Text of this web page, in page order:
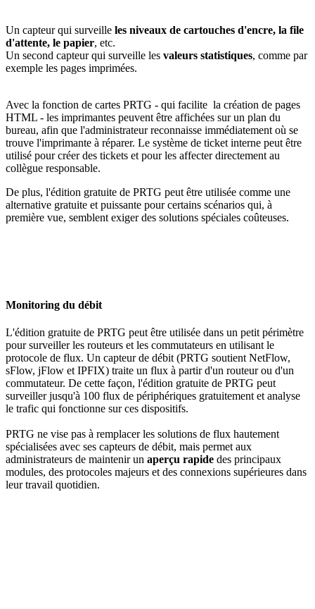
Un capteur qui surveille les niveaux de cartouches d'encre, la file
d'attente, le papier, etc.
Un second capteur qui surveille les valeurs statistiques, comme par
exemple les pages imprimées.
Avec la fonction de cartes PRTG - qui facilite la création de pages
HTML - les imprimantes peuvent être affichées sur un plan du
bureau, afin que l'administrateur reconnaisse immédiatement où se
trouve l'imprimante à réparer. Le système de ticket interne peut être
utilisé pour créer des tickets et pour les affecter directement au
collègue responsable.
De plus, l'édition gratuite de PRTG peut être utilisée comme une
alternative gratuite et puissante pour certains scénarios qui, à
première vue, semblent exiger des solutions spéciales coûteuses.
Monitoring du débit
L'édition gratuite de PRTG peut être utilisée dans un petit périmètre
pour surveiller les routeurs et les commutateurs en utilisant le
protocole de flux. Un capteur de débit (PRTG soutient NetFlow,
sFlow, jFlow et IPFIX) traite un flux à partir d'un routeur ou d'un
commutateur. De cette façon, l'édition gratuite de PRTG peut
surveiller jusqu'à 100 flux de périphériques gratuitement et analyse
le trafic qui fonctionne sur ces dispositifs.
PRTG ne vise pas à remplacer les solutions de flux hautement
spécialisées avec ses capteurs de débit, mais permet aux
administrateurs de maintenir un aperçu rapide des principaux
modules, des protocoles majeurs et des connexions supérieures dans
leur travail quotidien.